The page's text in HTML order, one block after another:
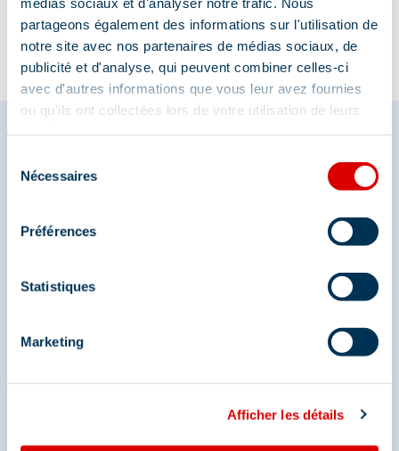
partageons également des informations sur l'utilisation de
notre site avec nos partenaires de médias sociaux, de
publicité et d'analyse, qui peuvent combiner celles-ci
avec d'autres informations que vous leur avez fournies
ou qu'ils ont collectées lors de votre utilisation de leurs
Nécessaires
Préférences
Statistiques
Marketing
Afficher les détails
Partagez vos moments à